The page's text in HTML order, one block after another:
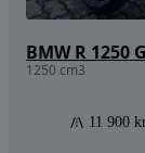
BMW R 1250
1250 cm3
11 900